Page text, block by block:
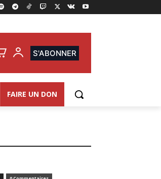
S'ABONNER
FAIRE UN DON